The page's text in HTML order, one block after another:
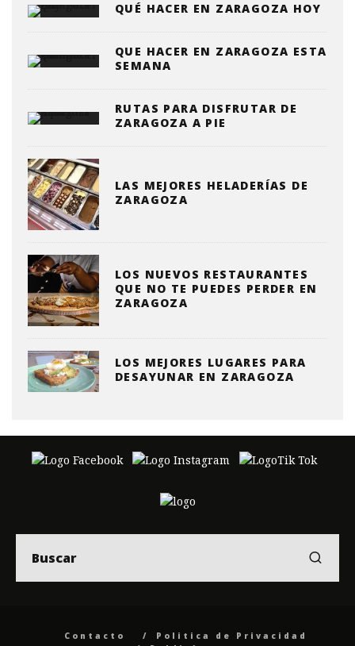
QUÉ HACER EN ZARAGOZA HOY
QUE HACER EN ZARAGOZA ESTA
SEMANA
RUTAS PARA DISFRUTAR DE
ZARAGOZA A PIE
LAS MEJORES HELADERÍAS DE
ZARAGOZA
LOS NUEVOS RESTAURANTES
QUE NO TE PUEDES PERDER EN
ZARAGOZA
LOS MEJORES LUGARES PARA
DESAYUNAR EN ZARAGOZA
Contacto
Politica de Privacidad